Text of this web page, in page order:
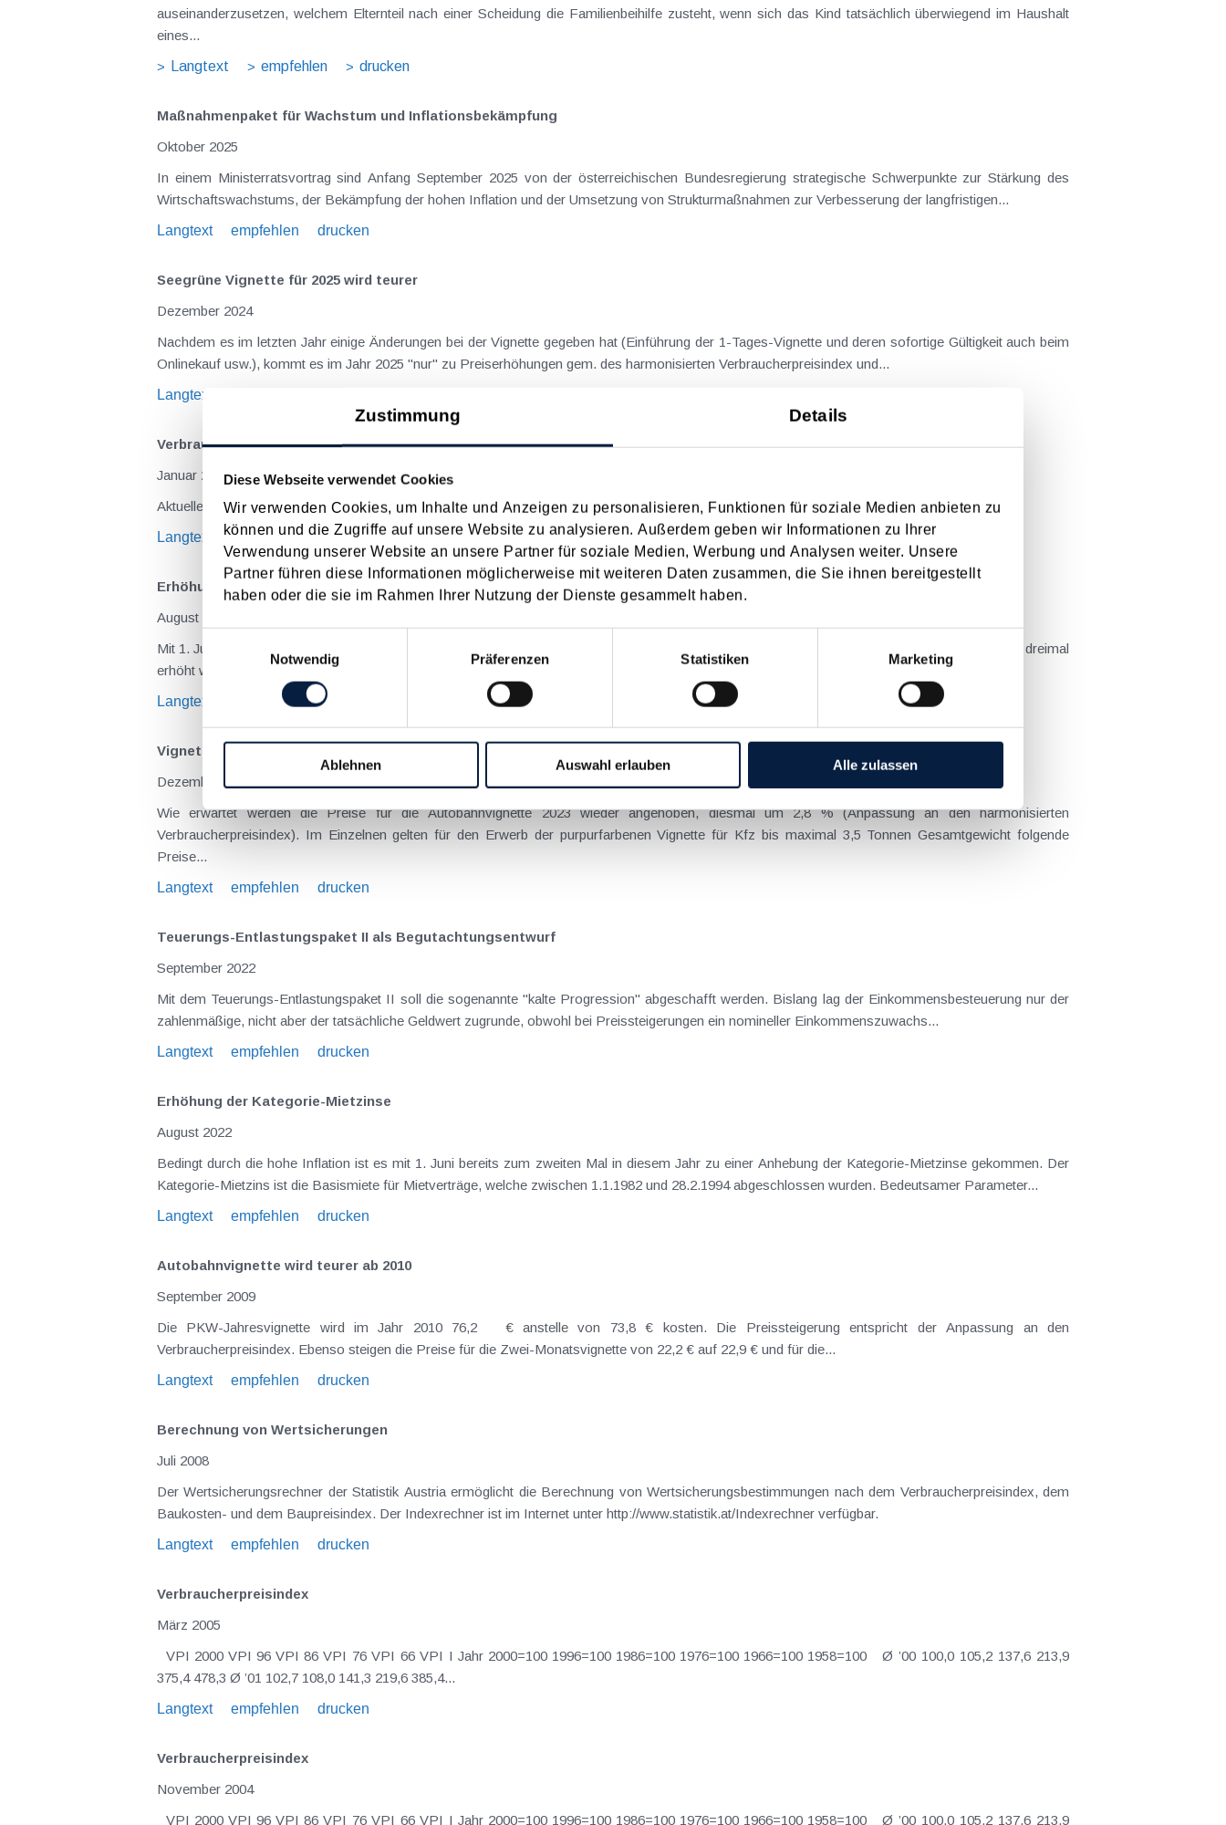
Zustimmung Details
Diese Webseite verwendet Cookies
Wir verwenden Cookies, um Inhalte und Anzeigen zu personalisieren, Funktionen für soziale Medien anbieten zu
können und die Zugriffe auf unsere Website zu analysieren. Außerdem geben wir Informationen zu Ihrer
Verwendung unserer Website an unsere Partner für soziale Medien, Werbung und Analysen weiter. Unsere
Partner führen diese Informationen möglicherweise mit weiteren Daten zusammen, die Sie ihnen bereitgestellt
haben oder die sie im Rahmen Ihrer Nutzung der Dienste gesammelt haben.
Notwendig
Präferenzen Statistiken Marketing
Ablehnen Auswahl erlauben Alle zulassen
auseinanderzusetzen, welchem Elternteil nach einer Scheidung die Familienbeihilfe zusteht, wenn sich das Kind tatsächlich überwiegend im Haushalt
eines...
Langtext
empfehlen drucken
Maßnahmenpaket für Wachstum und Inflationsbekämpfung
Oktober 2025
In einem Ministerratsvortrag sind Anfang September 2025 von der österreichischen Bundesregierung strategische Schwerpunkte zur Stärkung des
Wirtschaftswachstums, der Bekämpfung der hohen Inflation und der Umsetzung von Strukturmaßnahmen zur Verbesserung der langfristigen...
Langtext
empfehlen drucken
Seegrüne Vignette für 2025 wird teurer
Dezember 2024
Nachdem es im letzten Jahr einige Änderungen bei der Vignette gegeben hat (Einführung der 1-Tages-Vignette und deren sofortige Gültigkeit auch beim
Onlinekauf usw.), kommt es im Jahr 2025 "nur" zu Preiserhöhungen gem. des harmonisierten Verbraucherpreisindex und...
Langtext
Verbraucherpreisindex
Januar 2024
Aktueller VPI sowie monatliche und jährliche Veränderungsraten.
Langtext
empfehlen drucken
Erhöhung der Kategorie-Mietzinse
August 2023
Mit 1. Juli 2023 ist es zu einer Erhöhung der Kategorie-Mietzinse (Kategoriemieten) gekommen. Während die Kategorie-Mietzinse im letzten Jahr dreimal
Langtext
empfehlen drucken
Vignette für 2023 wird teurer
Dezember 2022
Wie erwartet werden die Preise für die Autobahnvignette 2023 wieder angehoben, diesmal um 2,8 % (Anpassung an den harmonisierten
Verbraucherpreisindex). Im Einzelnen gelten für den Erwerb der purpurfarbenen Vignette für Kfz bis maximal 3,5 Tonnen Gesamtgewicht folgende
Preise...
Langtext
empfehlen drucken
Teuerungs-Entlastungspaket II als Begutachtungsentwurf
September 2022
Mit dem Teuerungs-Entlastungspaket II soll die sogenannte "kalte Progression" abgeschafft werden. Bislang lag der Einkommensbesteuerung nur der
zahlenmäßige, nicht aber der tatsächliche Geldwert zugrunde, obwohl bei Preissteigerungen ein nomineller Einkommenszuwachs...
Langtext
empfehlen drucken
Erhöhung der Kategorie-Mietzinse
August 2022
Bedingt durch die hohe Inflation ist es mit 1. Juni bereits zum zweiten Mal in diesem Jahr zu einer Anhebung der Kategorie-Mietzinse gekommen. Der
Kategorie-Mietzins ist die Basismiete für Mietverträge, welche zwischen 1.1.1982 und 28.2.1994 abgeschlossen wurden. Bedeutsamer Parameter...
Langtext
empfehlen drucken
Autobahnvignette wird teurer ab 2010
September 2009
Die PKW-Jahresvignette wird im Jahr 2010 76,2 € anstelle von 73,8 € kosten. Die Preissteigerung entspricht der Anpassung an den
Verbraucherpreisindex. Ebenso steigen die Preise für die Zwei-Monatsvignette von 22,2 € auf 22,9 € und für die...
Langtext
empfehlen drucken
Berechnung von Wertsicherungen
Juli 2008
Der Wertsicherungsrechner der Statistik Austria ermöglicht die Berechnung von Wertsicherungsbestimmungen nach dem Verbraucherpreisindex, dem
Baukosten- und dem Baupreisindex. Der Indexrechner ist im Internet unter http://www.statistik.at/Indexrechner verfügbar.
Langtext
empfehlen drucken
Verbraucherpreisindex
März 2005
375,4 478,3 Ø ’01 102,7 108,0 141,3 219,6 385,4...
Langtext
empfehlen drucken
Verbraucherpreisindex
November 2004